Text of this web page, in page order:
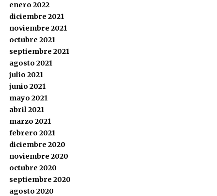
enero 2022
diciembre 2021
noviembre 2021
octubre 2021
septiembre 2021
agosto 2021
julio 2021
junio 2021
mayo 2021
abril 2021
marzo 2021
febrero 2021
diciembre 2020
noviembre 2020
octubre 2020
septiembre 2020
agosto 2020